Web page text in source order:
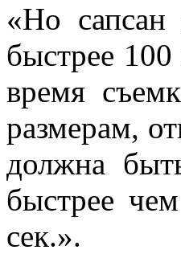
«Но сапсан
быстрее
время
размерам,
должна
быстрее
сек.».